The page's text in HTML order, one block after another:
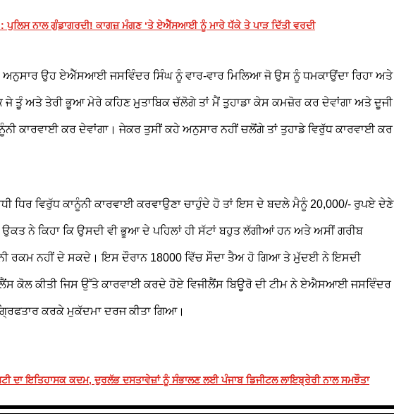
ਪੁਲਿਸ ਨਾਲ ਗੁੰਡਾਗਰਦੀ! ਕਾਗਜ਼ ਮੰਗਣ ‘ਤੇ ਏਐੱਸਆਈ ਨੂੰ ਮਾਰੇ ਧੱਕੇ ਤੇ ਪਾੜ ਦਿੱਤੀ ਵਰਦੀ
ਅਨੁਸਾਰ ਉਹ ਏਐੱਸਆਈ ਜਸਵਿੰਦਰ ਸਿੰਘ ਨੂੰ ਵਾਰ-ਵਾਰ ਮਿਲਿਆ ਜੋ ਉਸ ਨੂੰ ਧਮਕਾਉਂਦਾ ਰਿਹਾ ਅਤੇ
ਜੇ ਤੂੰ ਅਤੇ ਤੇਰੀ ਭੂਆ ਮੇਰੇ ਕਹਿਣ ਮੁਤਾਬਿਕ ਚੱਲੋਗੇ ਤਾਂ ਮੈਂ ਤੁਹਾਡਾ ਕੇਸ ਕਮਜ਼ੋਰ ਕਰ ਦੇਵਾਂਗਾ ਅਤੇ ਦੂਜੀ
ਕਾਰਵਾਈ ਕਰ ਦੇਵਾਂਗਾ। ਜੇਕਰ ਤੁਸੀਂ ਕਹੇ ਅਨੁਸਾਰ ਨਹੀਂ ਚਲੋਂਗੇ ਤਾਂ ਤੁਹਾਡੇ ਵਿਰੁੱਧ ਕਾਰਵਾਈ ਕਰ
ਧਿਰ ਵਿਰੁੱਧ ਕਾਨੂੰਨੀ ਕਾਰਵਾਈ ਕਰਵਾਉਣਾ ਚਾਹੁੰਦੇ ਹੋ ਤਾਂ ਇਸ ਦੇ ਬਦਲੇ ਮੈਨੂੰ 20,000/- ਰੁਪਏ ਦੇਣੇ
ਨੇ ਕਿਹਾ ਕਿ ਉਸਦੀ ਵੀ ਭੂਆ ਦੇ ਪਹਿਲਾਂ ਹੀ ਸੱਟਾਂ ਬਹੁਤ ਲੱਗੀਆਂ ਹਨ ਅਤੇ ਅਸੀਂ ਗਰੀਬ
ਰਕਮ ਨਹੀਂ ਦੇ ਸਕਦੇ। ਇਸ ਦੌਰਾਨ 18000 ਵਿੱਚ ਸੌਦਾ ਤੈਅ ਹੋ ਗਿਆ ਤੇ ਮੁੱਦਈ ਨੇ ਇਸਦੀ
ਕੋਲ ਕੀਤੀ ਜਿਸ ਉੱਤੇ ਕਾਰਵਾਈ ਕਰਦੇ ਹੋਏ ਵਿਜੀਲੈਂਸ ਬਿਊਰੋ ਦੀ ਟੀਮ ਨੇ ਏਐਸਆਈ ਜਸਵਿੰਦਰ
ਕਰਕੇ ਮੁਕੱਦਮਾ ਦਰਜ ਕੀਤਾ ਗਿਆ।
ਦਾ ਇਤਿਹਾਸਕ ਕਦਮ, ਦੁਰਲੱਭ ਦਸਤਾਵੇਜ਼ਾਂ ਨੂੰ ਸੰਭਾਲਣ ਲਈ ਪੰਜਾਬ ਡਿਜੀਟਲ ਲਾਇਬ੍ਰੇਰੀ ਨਾਲ ਸਮਝੌਤਾ